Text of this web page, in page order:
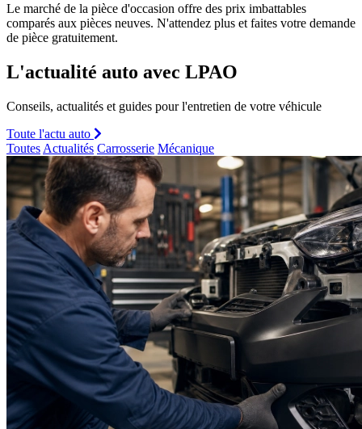
Le marché de la pièce d'occasion offre des prix imbattables
comparés aux pièces neuves. N'attendez plus et faites votre demande
de pièce gratuitement.
L'actualité auto avec LPAO
Conseils, actualités et guides pour l'entretien de votre véhicule
Toute l'actu auto
Toutes Actualités Carrosserie Mécanique